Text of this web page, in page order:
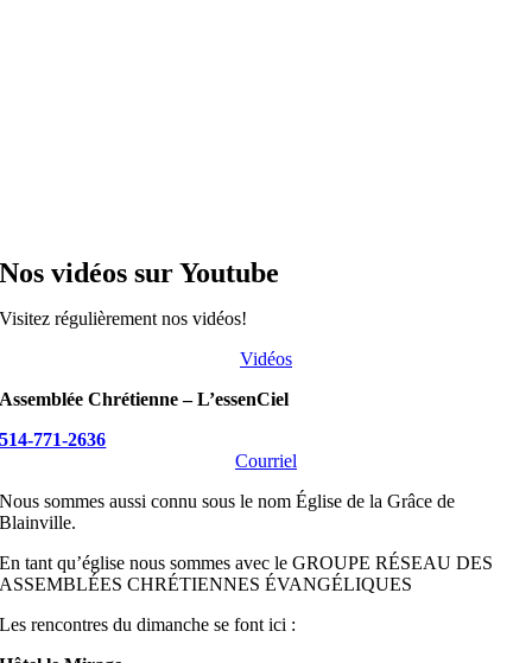
Nos vidéos sur Youtube
Visitez régulièrement nos vidéos!
Vidéos
Assemblée Chrétienne – L’essenCiel
514-771-2636
Courriel
Nous sommes aussi connu sous le nom Église de la Grâce de
Blainville.
En tant qu’église nous sommes avec le GROUPE RÉSEAU DES
ASSEMBLÉES CHRÉTIENNES ÉVANGÉLIQUES
Les rencontres du dimanche se font ici :